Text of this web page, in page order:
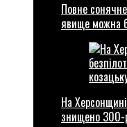
Повне
явище можна
На
знищено 300-